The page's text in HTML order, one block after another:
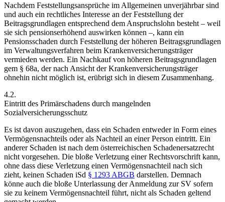
Nachdem Feststellungsansprüche im Allgemeinen unverjährbar sind
und auch ein rechtliches Interesse an der Feststellung der
Beitragsgrundlagen entsprechend dem Anspruchslohn besteht – weil
sie sich pensionserhöhend auswirken können –, kann ein
Pensionsschaden durch Feststellung der höheren Beitragsgrundlagen
im Verwaltungsverfahren beim Krankenversicherungsträger
vermieden werden. Ein Nachkauf von höheren Beitragsgrundlagen
gem § 68a, der nach Ansicht der Krankenversicherungsträger
ohnehin nicht möglich ist, erübrigt sich in diesem Zusammenhang.
4.2.
Eintritt des Primärschadens durch mangelnden
Sozialversicherungsschutz
Es ist davon auszugehen, dass ein Schaden entweder in Form eines
Vermögensnachteils oder als Nachteil an einer Person eintritt. Ein
anderer Schaden ist nach dem österreichischen Schadenersatzrecht
nicht vorgesehen. Die bloße Verletzung einer Rechtsvorschrift kann,
ohne dass diese Verletzung einen Vermögensnachteil nach sich
zieht, keinen Schaden iSd § 1293 ABGB darstellen. Demnach
könne auch die bloße Unterlassung der Anmeldung zur SV sofern
sie zu keinem Vermögensnachteil führt, nicht als Schaden geltend